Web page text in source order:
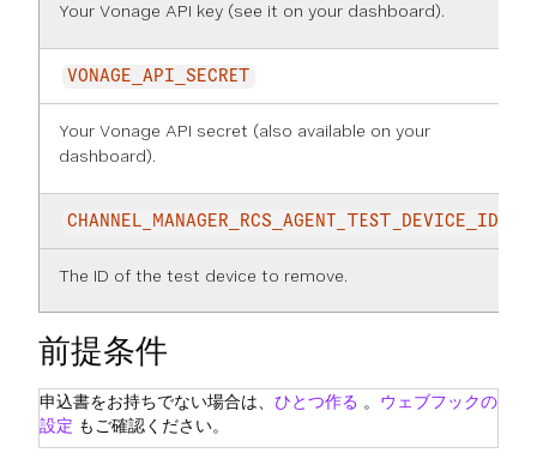
Your Vonage API key (see it on your dashboard).
VONAGE_API_SECRET
Your Vonage API secret (also available on your
dashboard).
CHANNEL_MANAGER_RCS_AGENT_TEST_DEVICE_ID
The ID of the test device to remove.
前提条件
申込書をお持ちでない場合は、 ひとつ作る 。 ウェブフックの
設定 もご確認ください。